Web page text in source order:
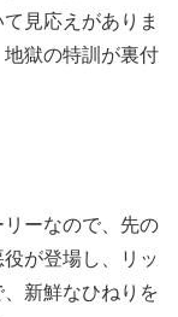
見応えがありま
獄の特訓が裏付
ーなので、先の
が登場し、リッ
新鮮なひねりを